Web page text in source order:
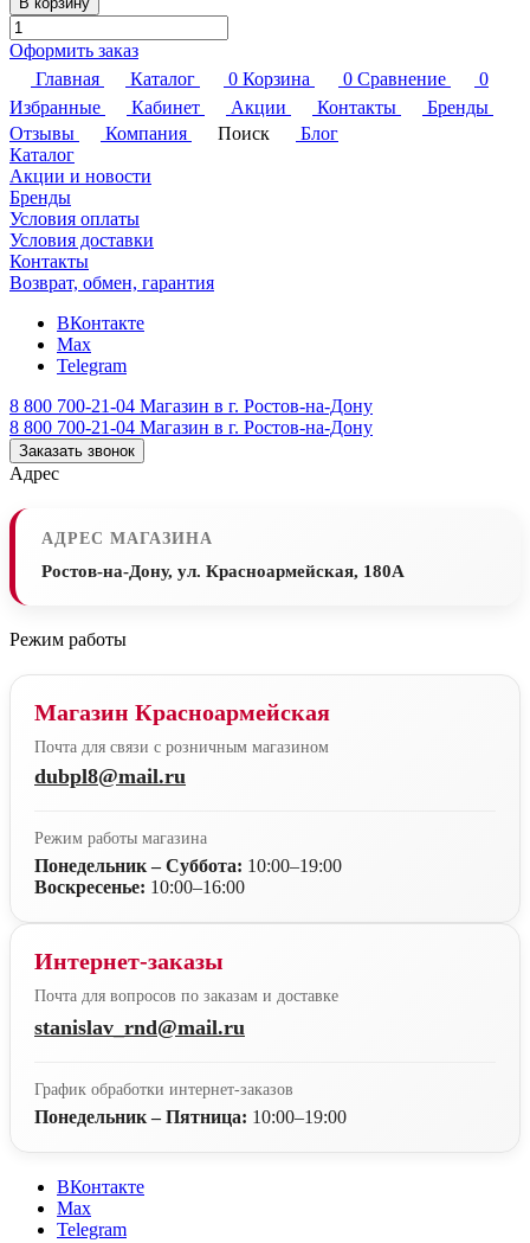
Оформить заказ
Главная
Каталог 0 Корзина 0 Сравнение
0
Избранные
Кабинет Акции Контакты
Бренды
Отзывы
Компания Поиск
Блог
Каталог
Акции и новости
Бренды
Условия оплаты
Условия доставки
Контакты
Возврат, обмен, гарантия
ВКонтакте
Max
Telegram
8 800 700-21-04 Магазин в г. Ростов-на-Дону
8 800 700-21-04 Магазин в г. Ростов-на-Дону
Заказать звонок
Адрес
АДРЕС МАГАЗИНА
Ростов-на-Дону, ул. Красноармейская, 180А
Режим работы
Магазин Красноармейская
Почта для связи с розничным магазином
dubpl8@mail.ru
Режим работы магазина
Понедельник – Суббота: 10:00–19:00
Воскресенье: 10:00–16:00
Интернет-заказы
Почта для вопросов по заказам и доставке
stanislav_rnd@mail.ru
График обработки интернет-заказов
Понедельник – Пятница: 10:00–19:00
ВКонтакте
Max
Telegram